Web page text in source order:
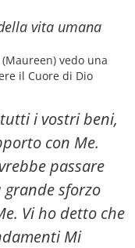
vita umana
vedo una
il Cuore di Dio
i vostri beni,
con Me.
passare
sforzo
Vi ho detto che
Mi